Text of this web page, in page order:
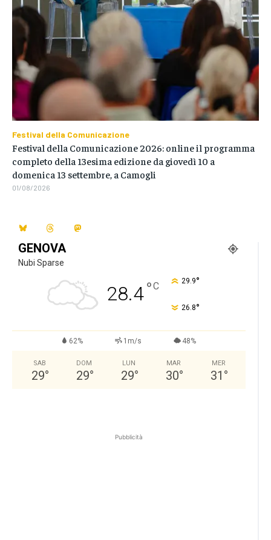
GENOVA
Nubi Sparse
28.4°C 29.9°
26.8°
62% 1m/s 48%
SAB
29°
DOM
29°
LUN
29°
MAR
30°
MER
31 °
Pubblicità
Festival della Comunicazione
Festival della Comunicazione 2026: online il programma
completo della 13esima edizione da giovedì 10 a
domenica 13 settembre, a Camogli
01/08/2026